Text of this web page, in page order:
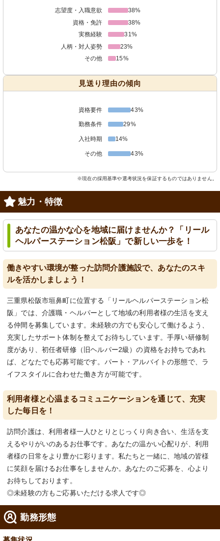
志望度・入職意欲
38%
資格・免許
38%
実務経験
31%
人柄・対人姿勢
23%
その他
15%
見送り理由の傾向
資格要件 43%
勤務条件 29%
入社時期 14%
その他 43%
※現在の採用基準や選考状況を保証するものではありません。
魅力・特徴
あなたの温かな心を地域に届けませんか？「リール
ヘルパーステーション松阪」で新しい一歩を！
働きやすい環境が整った訪問介護施設で、あなたのスキ
ルを活かしましょう！
三重県松阪市垣鼻町に位置する「リールヘルパーステーション松
阪」では、介護職・ヘルパーとして地域の利用者様の生活を支え
る仲間を募集しています。未経験の方でも安心して働けるよう、
充実したサポート体制を整えてお待ちしています。手厚い研修制
度があり、初任者研修（旧ヘルパー2級）の資格をお持ちであれ
ば、どなたでも応募可能です。パート・アルバイトの形態で、ラ
イフスタイルに合わせた働き方が可能です。
利用者様と心温まるコミュニケーションを通じて、充実
した毎日を！
訪問介護は、利用者様一人ひとりとじっくり向き合い、生活を支
えるやりがいのあるお仕事です。あなたの温かい心配りが、利用
者様の日常をより豊かに彩ります。私たちと一緒に、地域の皆様
に笑顔を届けるお仕事をしませんか。あなたのご応募を、心より
お待ちしております。
◎未経験の方もご応募いただける求人です◎
勤務形態